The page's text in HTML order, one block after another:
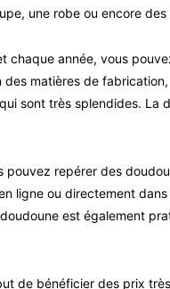
une robe ou encore
année, vous
matières de fabrication,
sont très splendides. La
repérer des
ou directement
est également
de bénéficier des prix